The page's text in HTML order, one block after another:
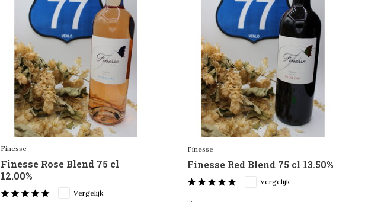
Finesse
Finesse Rose Blend 75 cl
12.00%
Vergelijk
Finesse
Finesse Red Blend 75 cl 13.50%
Vergelijk
...